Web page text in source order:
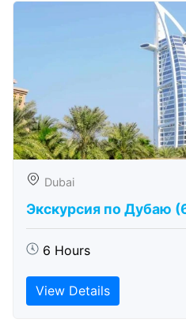
Dubai
Экскурсия по Дубаю
6 Hours
View Details